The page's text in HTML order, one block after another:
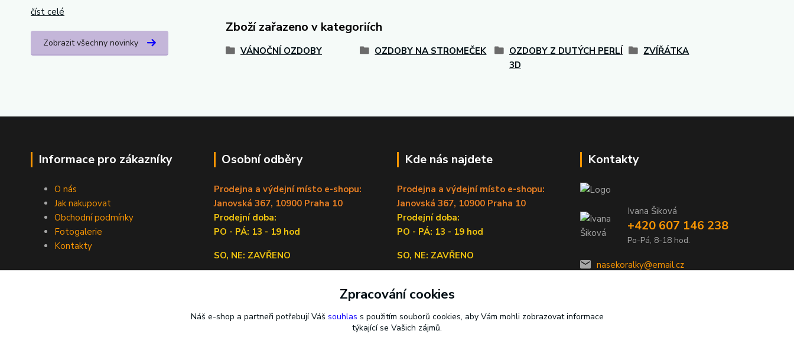
číst celé
Zobrazit všechny novinky
Zboží zařazeno v kategoriích
VÁNOČNÍ OZDOBY OZDOBY NA STROMEČEK
OZDOBY Z DUTÝCH PERLÍ
3D
ZVÍŘÁTKA
Informace pro zákazníky
O nás
Jak nakupovat
Obchodní podmínky
Fotogalerie
Kontakty
Osobní odběry
Prodejna a výdejní místo e-shopu:
Janovská 367, 10900 Praha 10
Prodejní doba:
PO - PÁ: 13 - 19 hod
SO, NE: ZAVŘENO
Kde nás najdete
Prodejna a výdejní místo e-shopu:
Janovská 367, 10900 Praha 10
Prodejní doba:
PO - PÁ: 13 - 19 hod
SO, NE: ZAVŘENO
Lečkova 1519/9, 14900 Praha 4
Kontakty
Ivana Šiková
+420 607 146 238
Po-Pá, 8-18 hod.
nasekoralky@email.cz
Zpracování cookies
Náš e-shop a partneři potřebují Váš souhlas s použitím souborů cookies, aby Vám mohli zobrazovat informace
týkající se Vašich zájmů.